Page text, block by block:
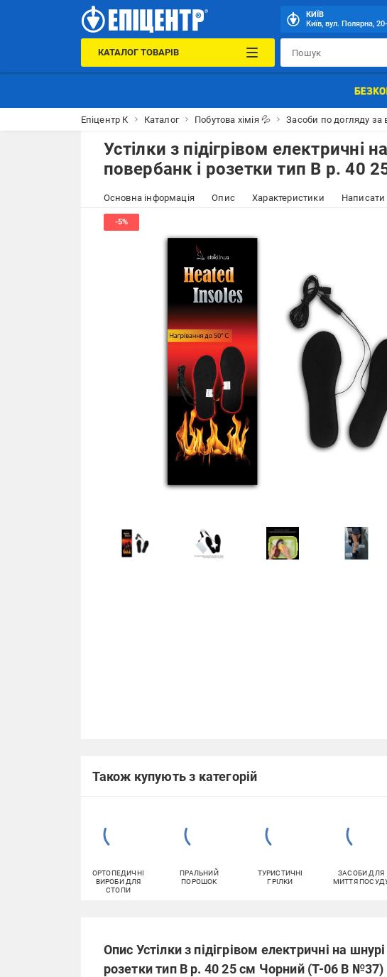
КИЇВ
Київ, вул. Полярна,
КАТАЛОГ ТОВАРІВ
Епіцентр К Каталог Побутова хімія 💦 Засоби по догляду за
Устілки з підігрівом електричні
повербанк і розетки тип B р. 40
Основна інформація Опис Характеристики Написати
Також купують з категорій
ОРТОПЕДИЧНІ
ВИРОБИ ДЛЯ
СТОПИ
ПРАЛЬНИЙ
ПОРОШОК
ТУРИСТИЧНІ
ГРІЛКИ
ЗАСОБИ ДЛЯ
МИТТЯ
Опис Устілки з підігрівом електричні на шнурі
розетки тип B р. 40 25 см Чорний (T-06 B №37)